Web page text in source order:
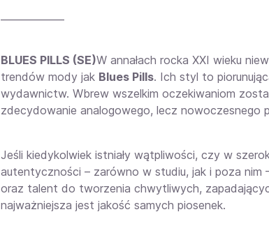
BLUES PILLS (SE)W annałach rocka XXI wieku
trendów mody jak Blues Pills. Ich styl to
wydawnictw. Wbrew wszelkim oczekiwaniom
zdecydowanie analogowego, lecz nowoczesnego
Jeśli kiedykolwiek istniały wątpliwości, czy w
autentyczności – zarówno w studiu, jak i poza nim
oraz talent do tworzenia chwytliwych,
najważniejsza jest jakość samych piosenek.